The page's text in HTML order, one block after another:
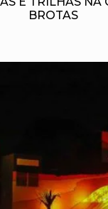
BROTAS